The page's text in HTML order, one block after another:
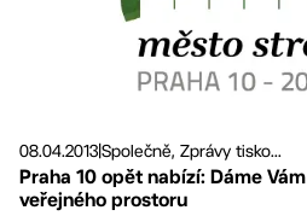
08.04.2013Společně, Zprávy tisko...
Praha 10 opět nabízí: Dáme
veřejného prostoru